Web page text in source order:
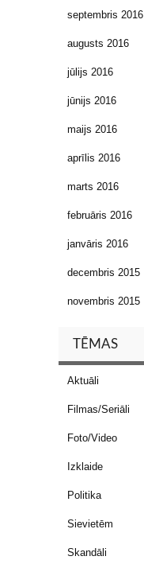
septembris 2016
augusts 2016
jūlijs 2016
jūnijs 2016
maijs 2016
aprīlis 2016
marts 2016
februāris 2016
janvāris 2016
decembris 2015
novembris 2015
TĒMAS
Aktuāli
Filmas/Seriāli
Foto/Video
Izklaide
Politika
Sievietēm
Skandāli